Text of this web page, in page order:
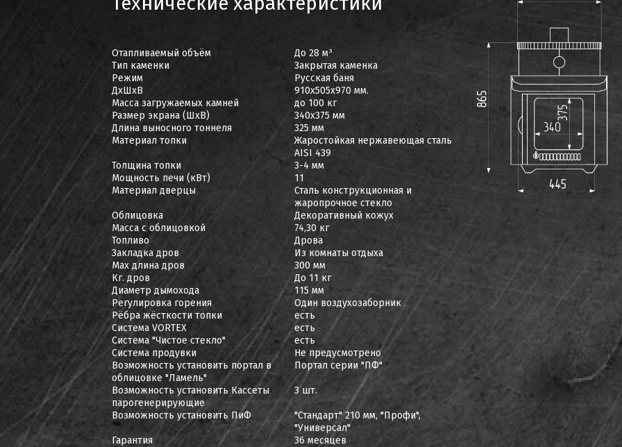
Отапливаемый объём
До 28 м³
Тип каменки
Закрытая каменка
Режим
Русская баня
ДxШxВ
910х505х970 мм.
Масса загружаемых камней
до 100 кг
Размер экрана (ШхВ)
340х375 мм
Длина выносного тоннеля
325 мм
Материал топки
Жаростойкая нержавеющая сталь
AISI 439
Толщина топки
3-4 мм
Мощность печи (кВт)
11
Материал дверцы
Сталь конструкционная и
жаропрочное стекло
Облицовка
Декоративный кожух
Масса с облицовкой
74,30 кг
Топливо
Дрова
Закладка дров
Из комнаты отдыха
Max длина дров
300 мм
Кг. дров
До 11 кг
Диаметр дымохода
115 мм
Регулировка горения
Один воздухозаборник
Рёбра жёсткости топки
есть
Система VORTEX
есть
Система "Чистое стекло"
есть
Система продувки
Не предусмотрено
Возможность установить портал в
облицовке "Ламель"
Портал серии "ПФ"
Возможность установить Кассеты
парогенерирующие
3 шт.
Возможность установить ПиФ
"Стандарт" 210 мм, "Профи",
"Универсал"
Гарантия
36 месяцев